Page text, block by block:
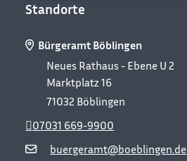
Standorte
Bürgeramt Böblingen
Neues Rathaus - Ebene U 2
Marktplatz 16
71032 Böblingen
buergeramt@boeblingen.de
07031 669-9900